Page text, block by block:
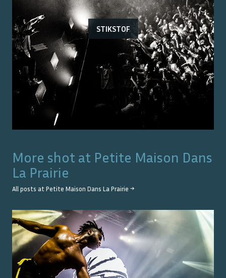
STIKSTOF
More shot at Petite Maison Dans
La Prairie
All posts at Petite Maison Dans La Prairie →